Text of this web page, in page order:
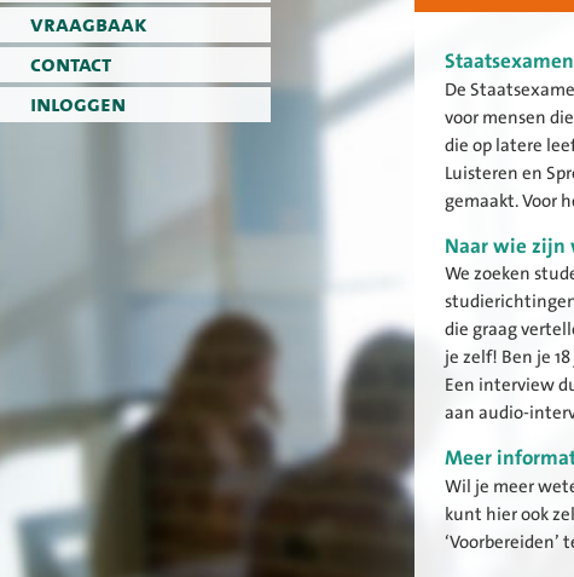
vraagbaak
contact
inloggen
De
voor mensen
die op latere
Luisteren en
gemaakt. Voor
Naar wie zijn
We zoeken
die graag
je zelf! Ben je
Een interview
aan audio-
Meer
Wil je meer
kunt hier ook
‘Voorbereiden’